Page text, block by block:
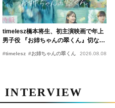
timelesz橋本将生、初主演映画で年上
男子役 『お姉ちゃんの翠くん』切ない
#timelesz #お姉ちゃんの翠くん 2026.08.08
INTERVIEW